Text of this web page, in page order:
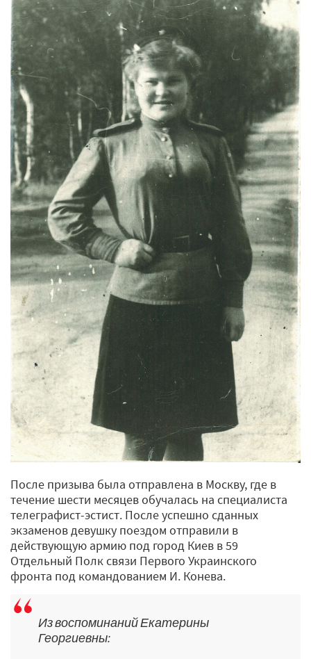
После призыва была отправлена в Москву, где в
течение шести месяцев обучалась на специалиста
телеграфист-эстист. После успешно сданных
экзаменов девушку поездом отправили в
действующую армию под город Киев в 59
Отдельный Полк связи Первого Украинского
фронта под командованием И. Конева.
Из воспоминаний Екатерины
Георгиевны: